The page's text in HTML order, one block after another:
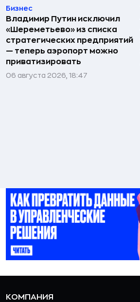
Бизнес
Владимир Путин исключил
«Шереметьево» из списка
стратегических предприятий
— теперь аэропорт можно
приватизировать
06 августа 2026, 18:47
КОМПАНИЯ